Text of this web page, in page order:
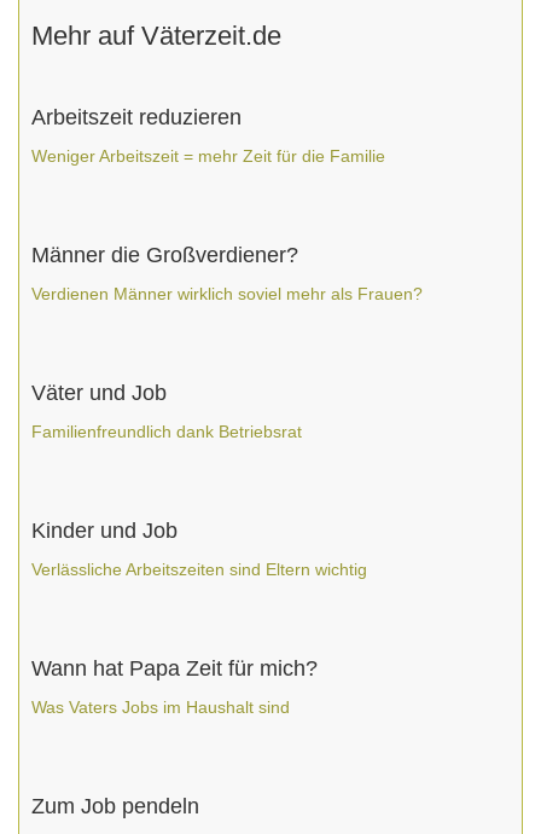
Mehr auf Väterzeit.de
Arbeitszeit reduzieren
Weniger Arbeitszeit = mehr Zeit für die Familie
Männer die Großverdiener?
Verdienen Männer wirklich soviel mehr als Frauen?
Väter und Job
Familienfreundlich dank Betriebsrat
Kinder und Job
Verlässliche Arbeitszeiten sind Eltern wichtig
Wann hat Papa Zeit für mich?
Was Vaters Jobs im Haushalt sind
Zum Job pendeln